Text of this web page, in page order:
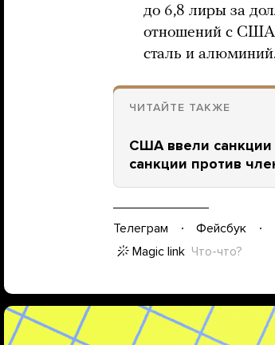
до 6,8 лиры за
отношений с США
сталь и алюминий.
ЧИТАЙТЕ ТАКЖЕ
США ввели санкции
санкции против
Телеграм Фейсбук
Magic link Что-что?